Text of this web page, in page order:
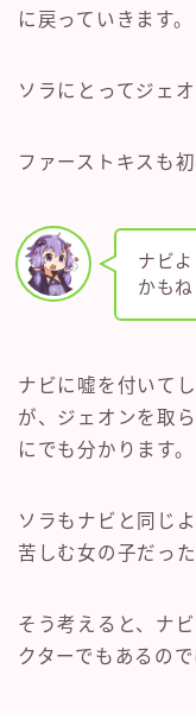
に戻っていきます。
ソラにとってジェ
ファーストキスも
ナビ
かもね
ナビに嘘を付いて
が、ジェオンを取
にでも分かります。
ソラもナビと同じ
苦しむ女の子だった
そう考えると、ナ
クターでもあるの